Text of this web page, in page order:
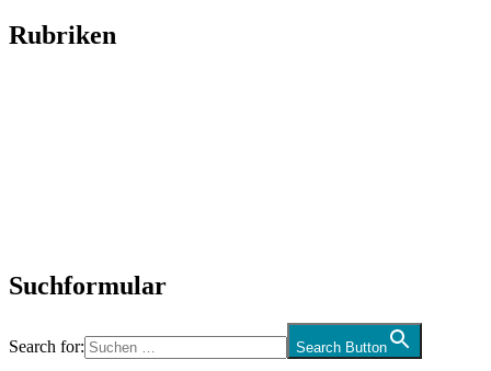
Rubriken
Suchformular
Search for: Search Button